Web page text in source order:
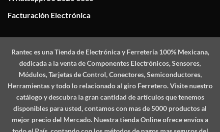
Facturación Electrónica
Ranteces una Tienda de Electrónica y Ferretería 100% Mexicana,
dedicada a la venta de Componentes Electrónicos, Sensores,
Módulos, Tarjetas de Control, Conectores, Semiconductores,
Herramientas y todo lo relacionado al giro Ferretero. Visite nuestro
catálogo y descubra la gran cantidad de artículos que tenemos
disponibles para usted, contamos con mas de 5000 productos al
mejor precio del Mercado. Nuestra tienda Online ofrece envíos a